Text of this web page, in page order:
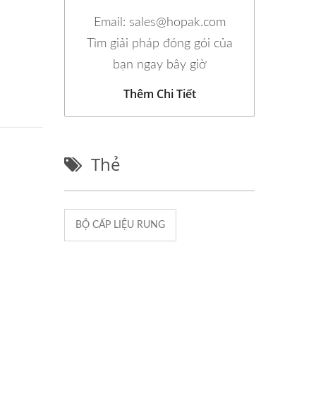
Email: sales@hopak.com
Tìm giải pháp đóng gói của
bạn ngay bây giờ
Thêm Chi Tiết
Thẻ
BỘ CẤP LIỆU RUNG